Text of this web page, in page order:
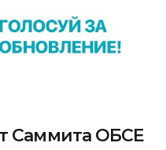
Саммита ОБСЕ